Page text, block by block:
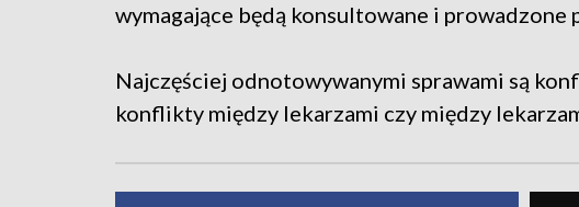
wymagające będą konsultowane i prowadzone
Najczęściej odnotowywanymi sprawami są
konflikty między lekarzami czy między